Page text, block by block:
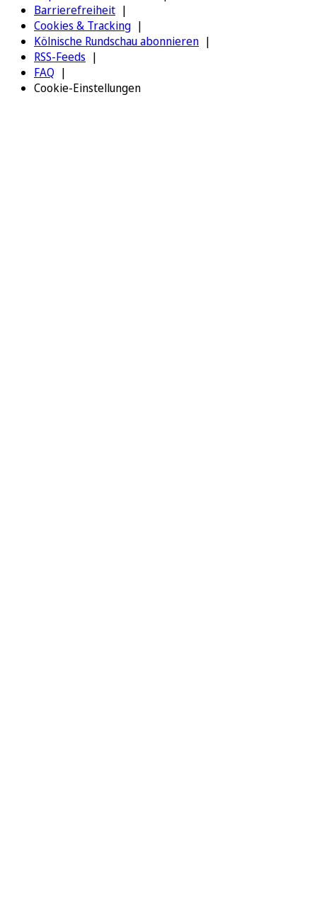
Barrierefreiheit
Cookies & Tracking
Kölnische Rundschau abonnieren
RSS-Feeds
FAQ
Cookie-Einstellungen